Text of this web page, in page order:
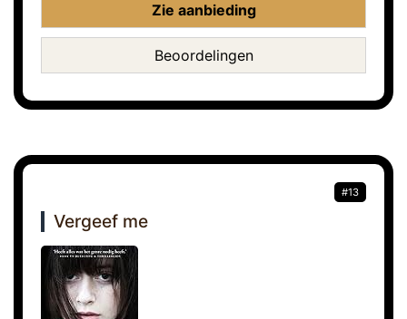
Zie aanbieding
Beoordelingen
#13
Vergeef me